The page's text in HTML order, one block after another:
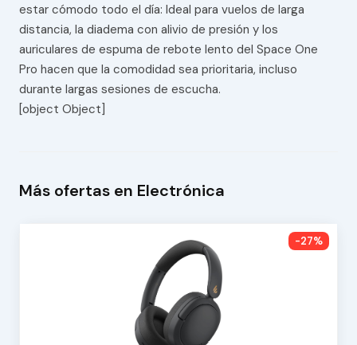
estar cómodo todo el día: Ideal para vuelos de larga
distancia, la diadema con alivio de presión y los
auriculares de espuma de rebote lento del Space One
Pro hacen que la comodidad sea prioritaria, incluso
durante largas sesiones de escucha.
[object Object]
Más ofertas en Electrónica
-27%